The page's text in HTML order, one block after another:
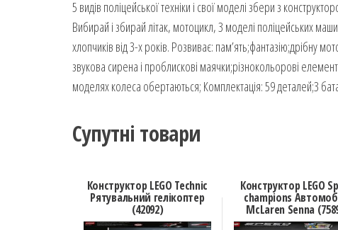
5 видів поліцейської техніки і свої моделі збери з
Вибирай і збирай літак, мотоцикл, 3 моделі поліцейських
хлопчиків від 3-х років. Розвиває: пам’ять;фантазію;дрібну
звукова сирена і проблискові маячки;різнокольорові
моделях колеса обертаються; Комплектація: 59 деталей;3
Супутні товари
Конструктор LEGO Technic
Рятувальний гелікоптер
(42092)
Конструктор LEGO
champions
McLaren Senna